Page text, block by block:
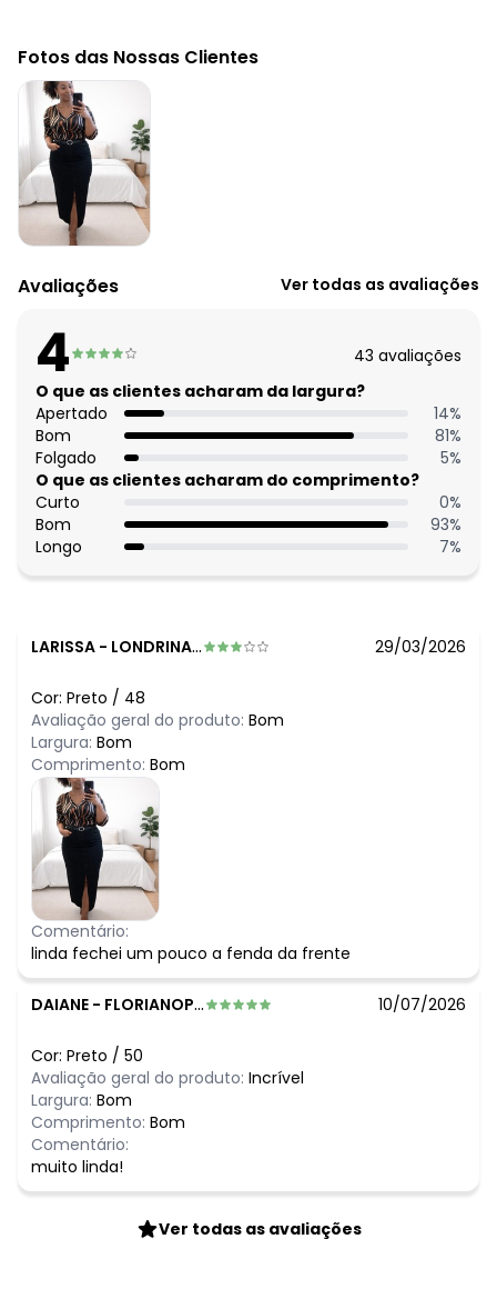
Modelagem: Solta
Modelo: Reto
Complemento: Bolso;Pespontos contrastantes;
Cintura: Alta
Comprimento: Alongado
Fechamento: Em botão e zíper
Material: Jeans
Estação: Ano Inteiro
Situação de Uso: Trabalho
Composição Material: 100% Algodão
Histórico de preços
algum dia do mês, para o menor tamanho disponível.
agosto/2026
N/D*
julho/2026
junho/2026 R$ 115,99
maio/2026 R$ 140,99
abril/2026 R$ 120,99
março/2026 R$ 179,99
fevereiro/2026 N/D*
Fotos das Nossas Clientes
Avaliações Ver todas as avaliações
4 43 avaliações
O que as clientes acharam da largura?
Apertado
14%
Bom
81%
Folgado
5%
O que as clientes acharam do comprimento?
Curto
0%
Bom
93%
Longo
7%
LARISSA - LONDRINA - PR 29/03/2026
Cor: Preto / 48
Avaliação geral do produto: Bom
Largura: Bom
Comprimento: Bom
Comentário:
linda fechei um pouco a fenda da frente
DAIANE - FLORIANOPOLIS - SC 10/07/2026
Cor: Preto / 50
Avaliação geral do produto: Incrível
Largura: Bom
Comprimento: Bom
Comentário:
muito linda!
Ver todas as avaliações